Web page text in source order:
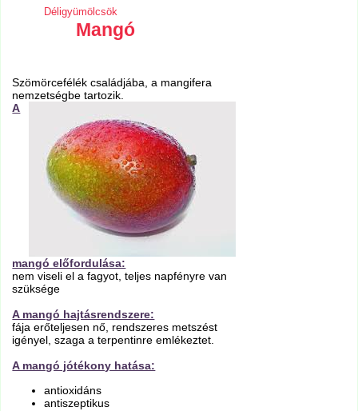
Déligyümölcsök
Mangó
Szömörcefélék családjába, a mangifera
nemzetségbe tartozik.
A
mangó előfordulása:
nem viseli el a fagyot, teljes napfényre van
szüksége
A mangó hajtásrendszere:
fája erőteljesen nő, rendszeres metszést
igényel, szaga a terpentinre emlékeztet.
A mangó jótékony hatása:
antioxidáns
antiszeptikus